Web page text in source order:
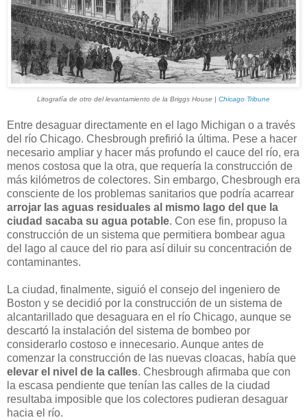
Litografía de otro del levantamiento de la Briggs House | Chicago Tribune
Entre desaguar directamente en el lago Michigan o a través
del río Chicago. Chesbrough prefirió la última. Pese a hacer
necesario ampliar y hacer más profundo el cauce del río, era
menos costosa que la otra, que requería la construcción de
más kilómetros de colectores. Sin embargo, Chesbrough era
consciente de los problemas sanitarios que podría acarrear
arrojar las aguas residuales al mismo lago del que la
ciudad sacaba su agua potable. Con ese fin, propuso la
construcción de un sistema que permitiera bombear agua
del lago al cauce del rio para así diluir su concentración de
contaminantes.
La ciudad, finalmente, siguió el consejo del ingeniero de
Boston y se decidió por la construcción de un sistema de
alcantarillado que desaguara en el río Chicago, aunque se
descartó la instalación del sistema de bombeo por
considerarlo costoso e innecesario. Aunque antes de
comenzar la construcción de las nuevas cloacas, había que
elevar el nivel de la calles. Chesbrough afirmaba que con
la escasa pendiente que tenían las calles de la ciudad
resultaba imposible que los colectores pudieran desaguar
hacia el río.